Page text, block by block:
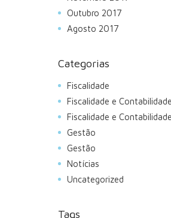
Outubro 2017
Agosto 2017
Categorias
Fiscalidade
Fiscalidade e Contabilidade
Fiscalidade e Contabilidade
Gestão
Gestão
Notícias
Uncategorized
Tags